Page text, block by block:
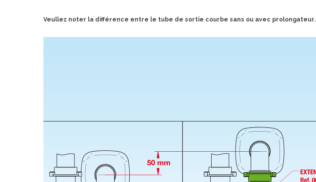
Veullez noter la différence entre le tube de sortie courbe sans ou avec prolongateur.